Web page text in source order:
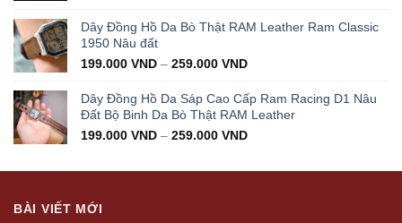
Dây Đồng Hồ Da Bò Thật RAM Leather Ram Classic
1950 Nâu đất
199.000 VND – 259.000 VND
Dây Đồng Hồ Da Sáp Cao Cấp Ram Racing D1 Nâu
Đất Bộ Binh Da Bò Thật RAM Leather
199.000 VND – 259.000 VND
BÀI VIẾT MỚI